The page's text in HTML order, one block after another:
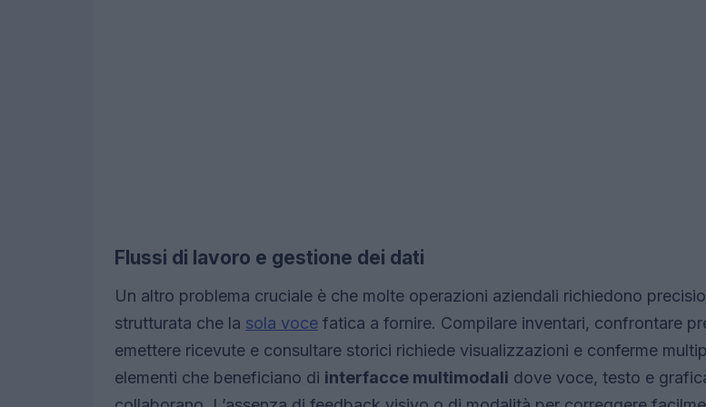
Flussi di lavoro e gestione dei dati
Un altro problema cruciale è che molte operazioni aziendali richiedono
strutturata che la sola voce fatica a fornire. Compilare inventari, confrontare
emettere ricevute e consultare storici richiede visualizzazioni e conferme
elementi che beneficiano di interfacce multimodali dove voce, testo e